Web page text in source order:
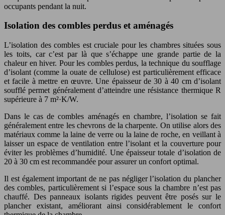
occupants pendant la nuit.
Isolation des combles perdus et aménagés
L’isolation des combles est cruciale pour les chambres situées sous
les toits, car c’est par là que s’échappe une grande partie de la
chaleur en hiver. Pour les combles perdus, la technique du soufflage
d’isolant (comme la ouate de cellulose) est particulièrement efficace
et facile à mettre en œuvre. Une épaisseur de 30 à 40 cm d’isolant
soufflé permet généralement d’atteindre une résistance thermique R
supérieure à 7 m²·K/W.
Dans le cas de combles aménagés en chambre, l’isolation se fait
généralement entre les chevrons de la charpente. On utilise alors des
matériaux comme la laine de verre ou la laine de roche, en veillant à
laisser un espace de ventilation entre l’isolant et la couverture pour
éviter les problèmes d’humidité. Une épaisseur totale d’isolation de
20 à 30 cm est recommandée pour assurer un confort optimal.
Il est également important de ne pas négliger l’isolation du plancher
des combles, particulièrement si l’espace sous la chambre n’est pas
chauffé. Des panneaux isolants rigides peuvent être posés sur le
plancher existant, améliorant ainsi considérablement le confort